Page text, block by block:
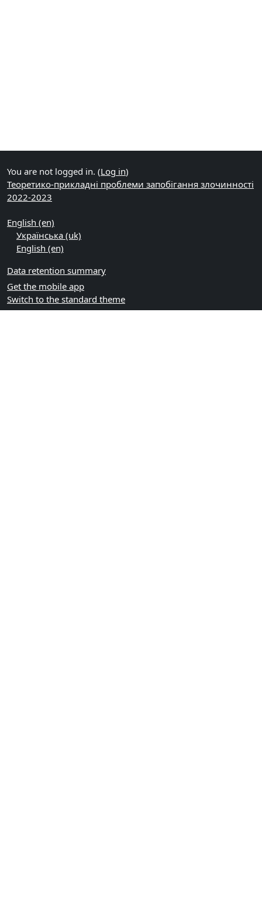
You are not logged in. (Log in)
Теоретико-прикладні проблеми запобігання злочинності
2022-2023
English ‎(en)‎
Українська ‎(uk)‎
English ‎(en)‎
Data retention summary
Get the mobile app
Switch to the standard theme